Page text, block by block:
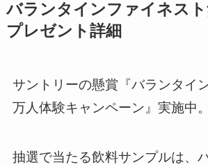
バランタインファイネス
プレゼント詳細
サントリーの懸賞『バランタイ
万人体験キャンペーン』実施中。
抽選で当たる飲料サンプルは、